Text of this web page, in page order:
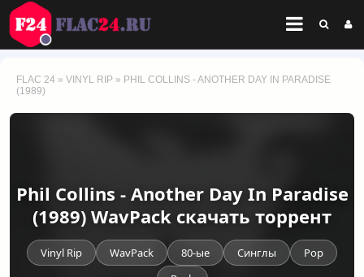
FLAC 24 » VINYL RIP » PHIL COLLINS - ANOTHER DAY IN PARADISE
(1989)
Phil Collins - Another Day In Paradise
(1989) WavPack скачать торрент
Vinyl Rip WavPack 80-ые Синглы
Pop